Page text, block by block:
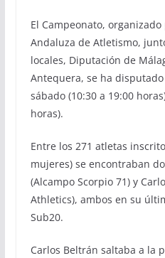
El Campeonato,
Andaluza de Atletismo,
locales, Diputación de
Antequera, se ha
sábado (10:30 a 19:00
horas).
Entre los 271 atletas
mujeres) se encontraban
(Alcampo Scorpio 71) y
Athletics), ambos en su
Sub20.
Carlos Beltrán saltaba a la